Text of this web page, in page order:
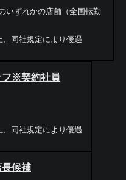
いずれかの店舗（全国転勤
同社規定により優遇
フ※契約社員
同社規定により優遇
長候補